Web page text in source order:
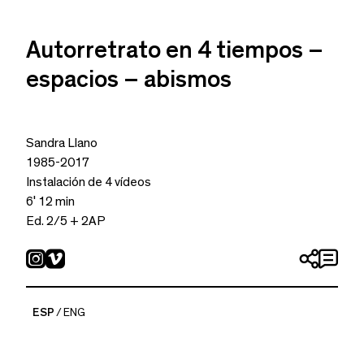
Autorretrato en 4 tiempos –
espacios – abismos
Sandra Llano
1985-2017
Instalación de 4 vídeos
6′ 12 min
Ed. 2/5 + 2AP
ESP ENG